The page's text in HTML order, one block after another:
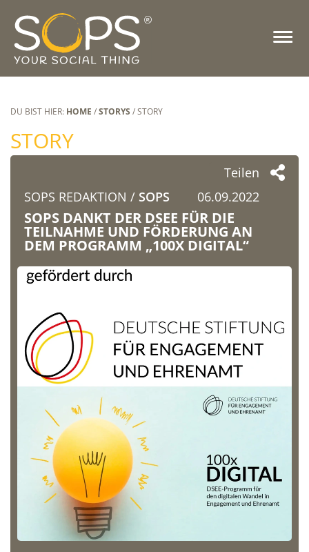
DU BIST HIER: HOME /STORYS / STORY
STORY
SOPS REDAKTION / SOPS 06.09.2022
Teilen
SOPS DANKT DER DSEE FÜR DIE
TEILNAHME UND FÖRDERUNG AN
DEM PROGRAMM „100X DIGITAL“